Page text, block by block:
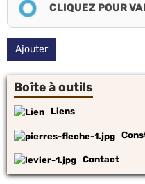
CLIQUEZ POUR
Ajouter
Boîte à outils
Liens
Contact